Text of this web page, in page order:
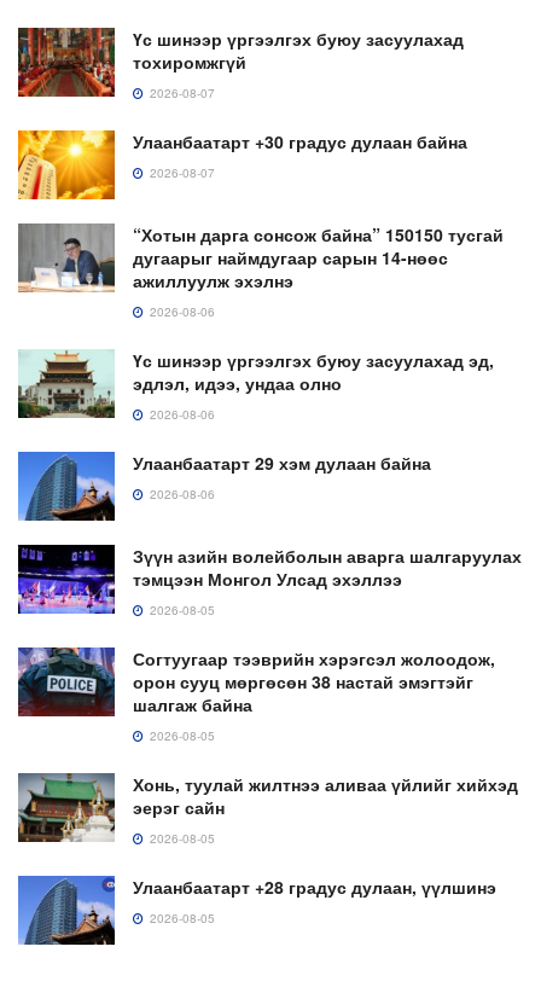
Үс шинээр үргээлгэх буюу засуулахад
тохиромжгүй
2026-08-07
Улаанбаатарт +30 градус дулаан байна
2026-08-07
“Хотын дарга сонсож байна” 150150 тусгай
дугаарыг наймдугаар сарын 14-нөөс
ажиллуулж эхэлнэ
2026-08-06
Үс шинээр үргээлгэх буюу засуулахад эд,
эдлэл, идээ, ундаа олно
2026-08-06
Улаанбаатарт 29 хэм дулаан байна
2026-08-06
Зүүн азийн волейболын аварга шалгаруулах
тэмцээн Монгол Улсад эхэллээ
2026-08-05
Согтуугаар тээврийн хэрэгсэл жолоодож,
орон сууц мөргөсөн 38 настай эмэгтэйг
шалгаж байна
2026-08-05
Хонь, туулай жилтнээ аливаа үйлийг хийхэд
эерэг сайн
2026-08-05
Улаанбаатарт +28 градус дулаан, үүлшинэ
2026-08-05